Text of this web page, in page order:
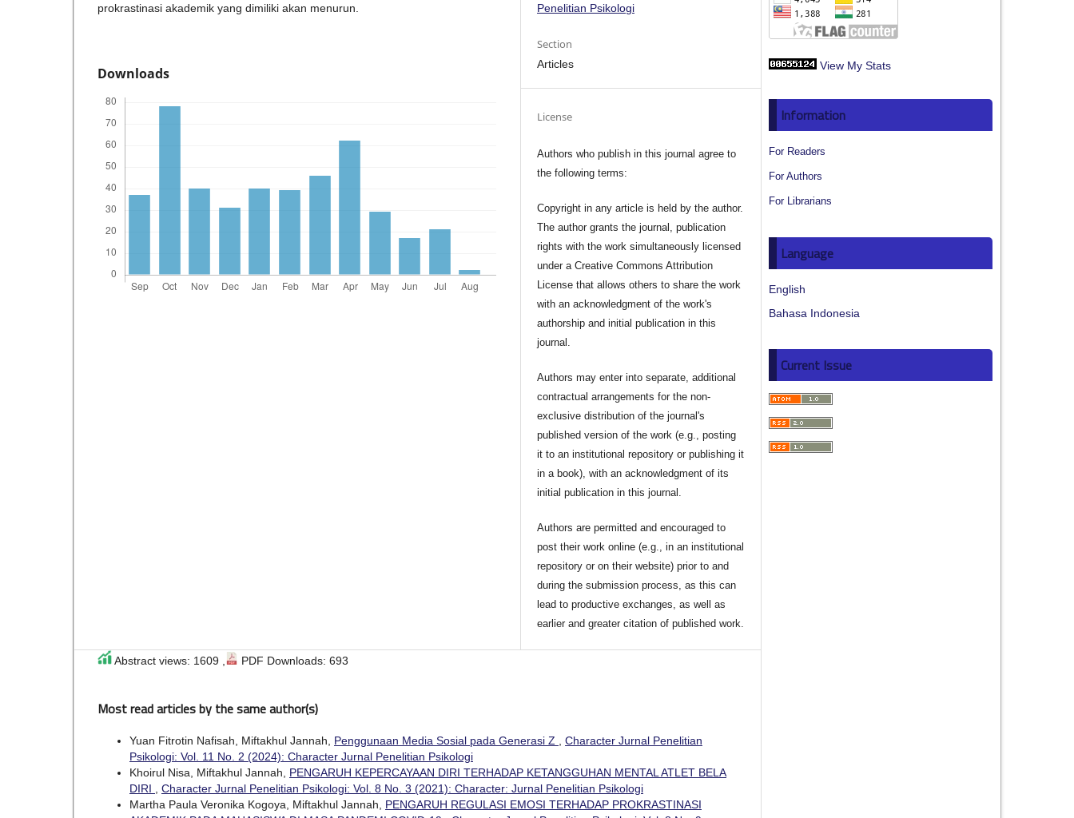
prokrastinasi akademik yang dimiliki akan menurun.
Downloads
Penelitian Psikologi
Section
Articles
License
Authors who publish in this journal agree to
the following terms:
Copyright in any article is held by the author.
The author grants the journal, publication
rights with the work simultaneously licensed
under a Creative Commons Attribution
License that allows others to share the work
with an acknowledgment of the work's
authorship and initial publication in this
journal.
Authors may enter into separate, additional
contractual arrangements for the non-
exclusive distribution of the journal's
published version of the work (e.g., posting
it to an institutional repository or publishing it
in a book), with an acknowledgment of its
initial publication in this journal.
Authors are permitted and encouraged to
post their work online (e.g., in an institutional
repository or on their website) prior to and
during the submission process, as this can
lead to productive exchanges, as well as
earlier and greater citation of published work.
Abstract views: 1609 , PDF Downloads: 693
Most read articles by the same author(s)
Yuan Fitrotin Nafisah, Miftakhul Jannah, Penggunaan Media Sosial pada Generasi Z
Character Jurnal Penelitian
Psikologi: Vol. 11 No. 2 (2024): Character Jurnal Penelitian Psikologi
Khoirul Nisa, Miftakhul Jannah, PENGARUH KEPERCAYAAN DIRI TERHADAP KETANGGUHAN MENTAL ATLET BELA
DIRI
Character Jurnal Penelitian Psikologi: Vol. 8 No. 3 (2021): Character: Jurnal Penelitian Psikologi
Martha Paula Veronika Kogoya, Miftakhul Jannah, PENGARUH REGULASI EMOSI TERHADAP PROKRASTINASI
View My Stats
Information
For Readers
For Authors
For Librarians
Language
English
Bahasa Indonesia
Current Issue